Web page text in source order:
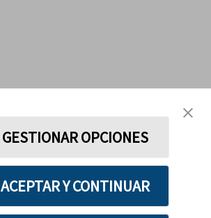
GESTIONAR OPCIONES
ACEPTAR Y CONTINUAR